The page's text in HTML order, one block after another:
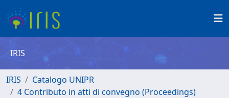
IRIS
IRIS
Catalogo UNIPR
4 Contributo in atti di convegno (Proceedings)